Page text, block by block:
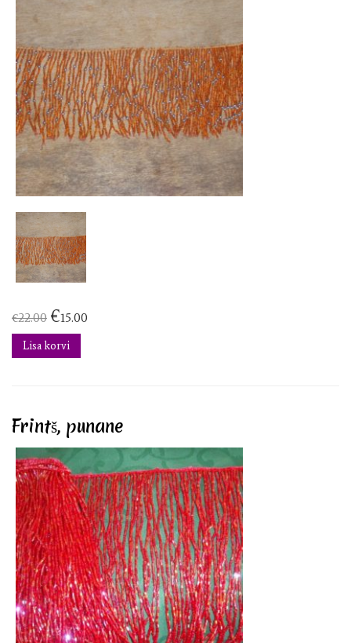
€22.00 €15.00
Lisa korvi
Frintš, punane